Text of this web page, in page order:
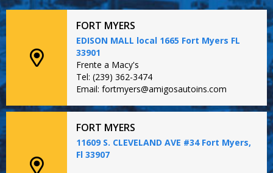
FORT MYERS
EDISON MALL local 1665 Fort Myers FL
33901
Frente a Macy's
Tel: (239) 362-3474
Email: fortmyers@amigosautoins.com
FORT MYERS
11609 S. CLEVELAND AVE #34 Fort Myers,
Fl 33907